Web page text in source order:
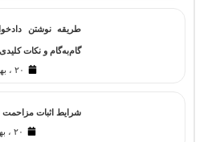
طریقه نوشتن
گام‌به‌گام و نکات کلیدی
۲۰ ، بهمن ، ۱۴۰۴
شرایط اثبات
۲۰ ، بهمن ، ۱۴۰۴